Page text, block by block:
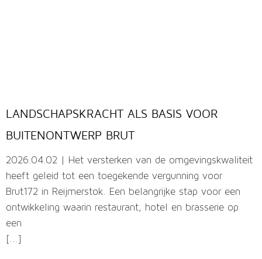
LANDSCHAPSKRACHT ALS BASIS VOOR
BUITENONTWERP BRUT
2026.04.02 | Het versterken van de omgevingskwaliteit
heeft geleid tot een toegekende vergunning voor
Brut172 in Reijmerstok. Een belangrijke stap voor een
ontwikkeling waarin restaurant, hotel en brasserie op
een
[...]